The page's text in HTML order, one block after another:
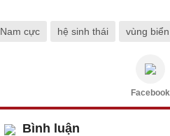
Nam cực hệ sinh thái vùng biển
Facebook
Bình luận